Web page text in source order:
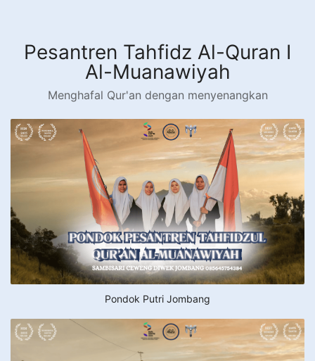
kontenPesantren Tahfidz Al-Quran I
Al-Muanawiyah
Menghafal Qur'an dengan menyenangkan
Pondok Putri Jombang